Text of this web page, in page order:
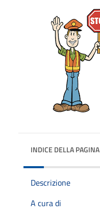
INDICE DELLA PAGINA
Descrizione
A cura di